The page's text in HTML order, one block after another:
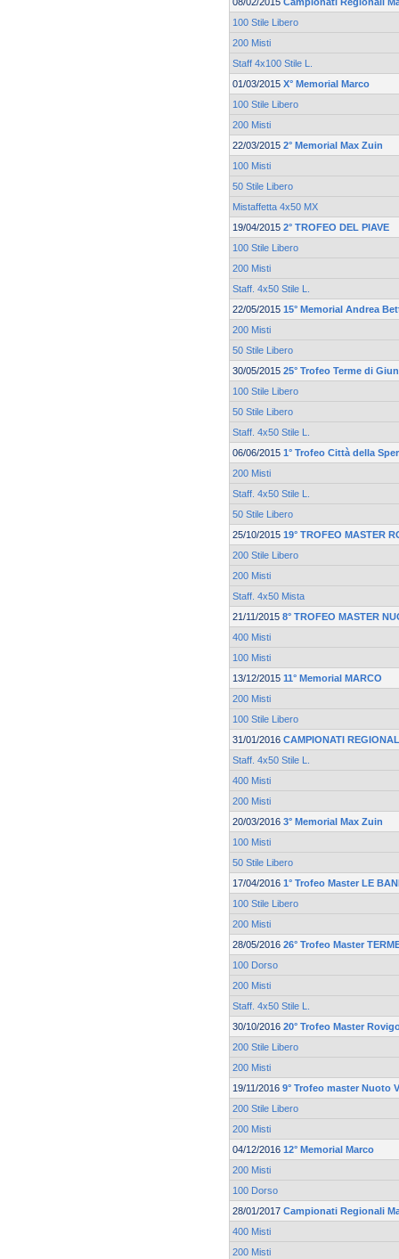
100 Stile Libero
200 Misti
Staff 4x100 Stile L.
01/03/2015 X° Memorial Marco
100 Stile Libero
200 Misti
22/03/2015 2° Memorial Max Zuin
100 Misti
50 Stile Libero
Mistaffetta 4x50 MX
19/04/2015 2° TROFEO DEL PIAVE
100 Stile Libero
200 Misti
Staff. 4x50 Stile L.
22/05/2015 15° Memorial Andrea
200 Misti
50 Stile Libero
30/05/2015 25° Trofeo Terme di
100 Stile Libero
50 Stile Libero
Staff. 4x50 Stile L.
06/06/2015 1° Trofeo Città della
200 Misti
Staff. 4x50 Stile L.
50 Stile Libero
25/10/2015 19° TROFEO MASTER
200 Stile Libero
200 Misti
Staff. 4x50 Mista
21/11/2015 8° TROFEO MASTER
400 Misti
100 Misti
13/12/2015 11° Memorial MARCO
200 Misti
100 Stile Libero
31/01/2016 CAMPIONATI
Staff. 4x50 Stile L.
400 Misti
200 Misti
20/03/2016 3° Memorial Max Zuin
100 Misti
50 Stile Libero
17/04/2016 1° Trofeo Master LE
100 Stile Libero
200 Misti
28/05/2016 26° Trofeo Master
100 Dorso
200 Misti
Staff. 4x50 Stile L.
30/10/2016 20° Trofeo Master
200 Stile Libero
200 Misti
19/11/2016 9° Trofeo master Nuoto
200 Stile Libero
200 Misti
04/12/2016 12° Memorial Marco
200 Misti
100 Dorso
28/01/2017 Campionati Regionali
400 Misti
200 Misti